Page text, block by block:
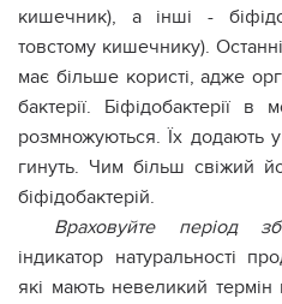
кишечник), а інші -
товстому кишечнику).
має більше користі, адже
бактерії. Біфідобактерії
розмножуються. Їх додають у
гинуть. Чим більш свіжий
біфідобактерій.
Враховуйте період
індикатор натуральності
які мають невеликий термін